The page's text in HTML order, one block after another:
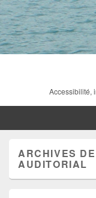
Accessibilité,
ARCHIVES
AUDITORIAL